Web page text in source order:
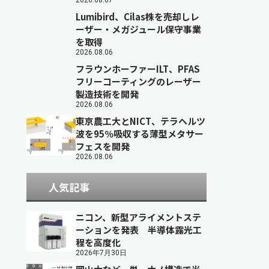
Lumibird、Cilas株を売却しレ
ーザー・メガジュール保守事業
を取得
2026.08.06
フラウンホーファーILT、PFAS
フリーコーティングのレーザー
製造技術を開発
2026.08.06
東京農工大とNICT、テラヘルツ
波を95％吸収する薄型メタサー
フェスを開発
2026.08.06
人気記事
ニコン、新型アライメントステ
ーションを発表 半導体露光工
程を高度化
2026年7月30日